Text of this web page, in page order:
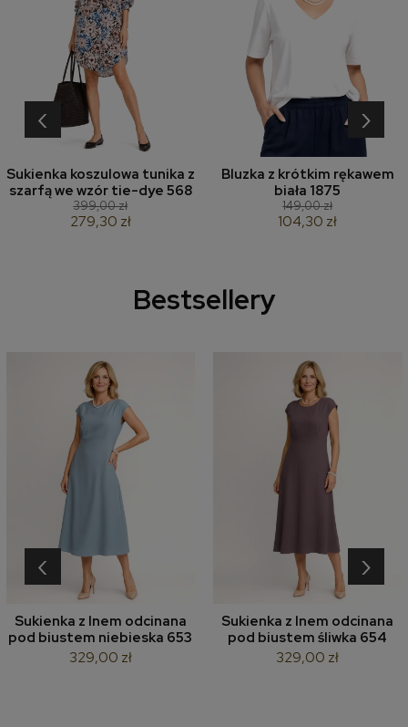
Sukienka koszulowa tunika z
szarfą we wzór tie-dye 568
399,00 zł
279,30 zł
Bluzka z krótkim rękawem
biała 1875
149,00 zł
104,30 zł
‹ ›
Bestsellery
Sukienka z lnem odcinana
pod biustem niebieska 653
329,00 zł
Sukienka z lnem odcinana
pod biustem śliwka 654
329,00 zł
‹ ›